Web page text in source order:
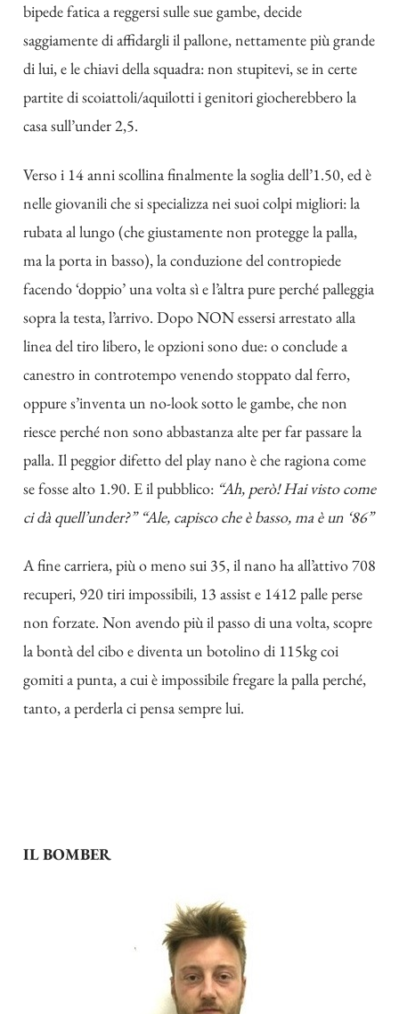
bipede fatica a reggersi sulle sue gambe, decide
saggiamente di affidargli il pallone, nettamente più grande
di lui, e le chiavi della squadra: non stupitevi, se in certe
partite di scoiattoli/aquilotti i genitori giocherebbero la
casa sull’under 2,5.
Verso i 14 anni scollina finalmente la soglia dell’1.50, ed è
nelle giovanili che si specializza nei suoi colpi migliori: la
rubata al lungo (che giustamente non protegge la palla,
ma la porta in basso), la conduzione del contropiede
facendo ‘doppio’ una volta sì e l’altra pure perché palleggia
sopra la testa, l’arrivo. Dopo NON essersi arrestato alla
linea del tiro libero, le opzioni sono due: o conclude a
canestro in controtempo venendo stoppato dal ferro,
oppure s’inventa un no-look sotto le gambe, che non
riesce perché non sono abbastanza alte per far passare la
palla. Il peggior difetto del play nano è che ragiona come
se fosse alto 1.90. E il pubblico: “Ah, però! Hai visto come
ci dà quell’under?” “Ale, capisco che è basso, ma è un ‘86”
A fine carriera, più o meno sui 35, il nano ha all’attivo 708
recuperi, 920 tiri impossibili, 13 assist e 1412 palle perse
non forzate. Non avendo più il passo di una volta, scopre
la bontà del cibo e diventa un botolino di 115kg coi
gomiti a punta, a cui è impossibile fregare la palla perché,
tanto, a perderla ci pensa sempre lui.
IL BOMBER